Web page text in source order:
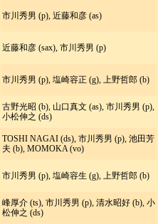
市川秀男 (p), 近藤和彦 (as)
近藤和彦 (sax), 市川秀男 (p)
市川秀男 (p), 塩崎容正 (g), 上野哲郎 (b)
古野光昭 (b), 山口真文 (as), 市川秀男 (p),
小松伸之 (ds)
TOSHI NAGAI (ds), 市川秀男 (p), 池田芳
夫 (b), MOMOKA (vo)
市川秀男 (p), 塩崎容生 (g), 上野哲郎 (b)
峰厚介 (ts), 市川秀男 (p), 清水昭好 (b), 小
松伸之 (ds)